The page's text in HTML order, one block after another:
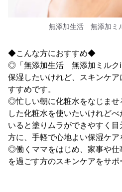
無添加生活 無添加ミ
◆こんな方におすすめ◆
◎「無添加生活 無添加ミルク
保湿したいけれど、スキンケ
すすめです。
◎忙しい朝に化粧水をなじませ
した化粧水を使いたいけれど
いると塗りムラができやすく
方に、手軽で心地よい保湿ケア
◎働くママをはじめ、家事や仕
を過ごす方のスキンケアをサポ